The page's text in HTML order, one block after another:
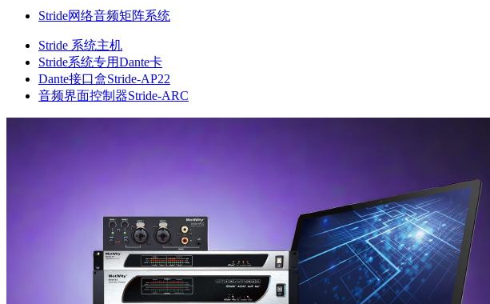
Stride网络音频矩阵系统
Stride 系统主机
Stride系统专用Dante卡
Dante接口盒Stride-AP22
音频界面控制器Stride-ARC